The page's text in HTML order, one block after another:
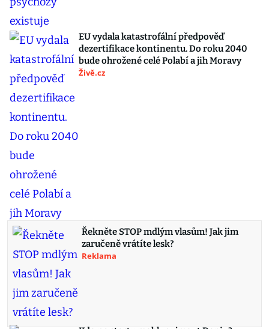
EU vydala katastrofální předpověď
dezertifikace kontinentu. Do roku 2040
bude ohrožené celé Polabí a jih Moravy
Živě.cz
Řekněte STOP mdlým vlasům! Jak jim
zaručeně vrátíte lesk?
Reklama